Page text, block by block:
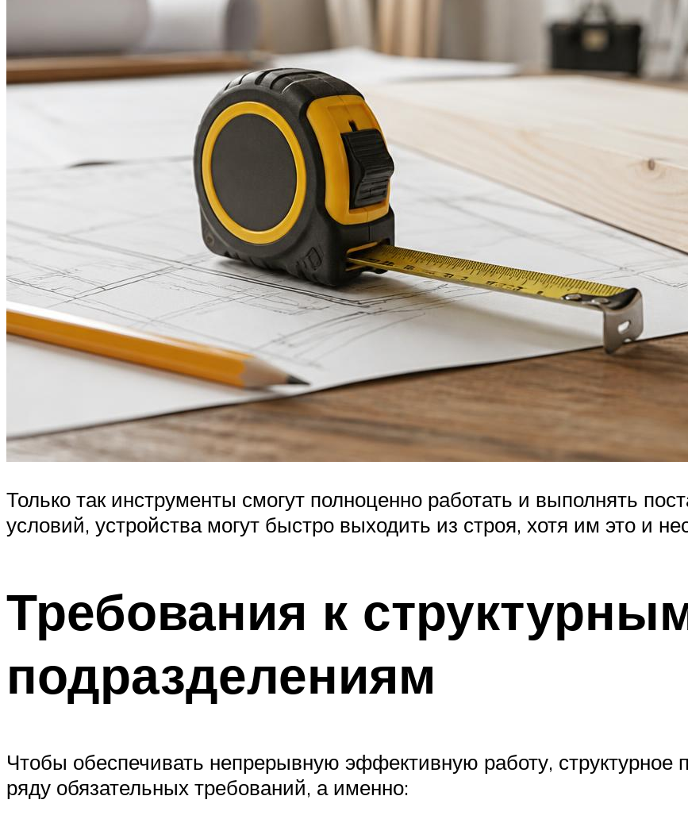
Только так инструменты смогут полноценно работать и выполнять
условий, устройства могут быстро выходить из строя, хотя им это и
Требования к
подразделениям
Чтобы обеспечивать непрерывную эффективную работу, структурное
ряду обязательных требований, а именно: